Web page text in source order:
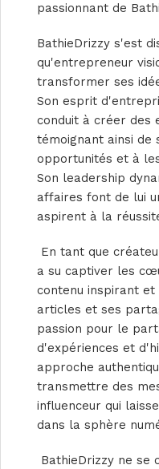
passionnant de
BathieDrizzy s'est
qu'entrepreneur
transformer ses
Son esprit
conduit à créer des
témoignant ainsi de
opportunités et à
Son leadership
affaires font de lui
aspirent à la
En tant que
a su captiver les
contenu inspirant et
articles et ses
passion pour le
d'expériences et
approche
transmettre des
influenceur qui
dans la sphère
BathieDrizzy ne se